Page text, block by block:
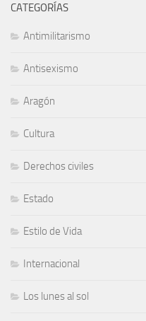
CATEGORÍAS
Antimilitarismo
Antisexismo
Aragón
Cultura
Derechos civiles
Estado
Estilo de Vida
Internacional
Los lunes al sol